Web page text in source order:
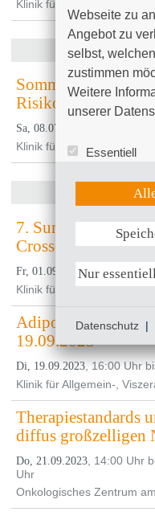
Klinik für Allgemein-,
Sommerfest für
Risikogeborenen
Sa, 08.07.2023
Klinik für Neonatologie
7. Summer Sunset
Crossover 2023
Fr, 01.09.2023, 16:00 Uhr
Klinik für Unfallchirurgie/
Adipositas-
19.09.2023
Di, 19.09.2023 , 16:00 Uhr
Klinik für Allgemein-,
Therapiestandards
diffus
Do, 21.09.2023 , 14:00 Uhr
Uhr
Onkologisches Zentrum
Webseite zu
Angebot zu
selbst,
zustimmen
Weitere
unserer
Essentiell
UX (Hotjar)
Weitere
Nur
Datenschutz |